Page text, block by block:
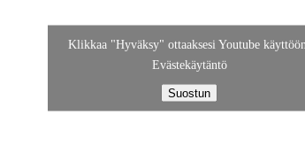
Klikkaa "Hyväksy" ottaaksesi Youtube käyttöön
Evästekäytäntö
Suostun